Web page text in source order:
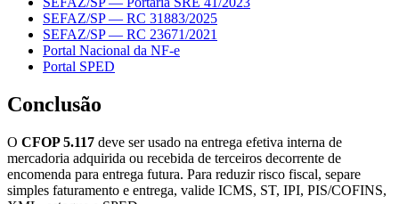
SEFAZ/SP — RC 31883/2025
SEFAZ/SP — RC 23671/2021
Portal Nacional da NF-e
Portal SPED
Conclusão
O CFOP 5.117 deve ser usado na entrega efetiva interna de
mercadoria adquirida ou recebida de terceiros decorrente de
encomenda para entrega futura. Para reduzir risco fiscal, separe
simples faturamento e entrega, valide ICMS, ST, IPI, PIS/COFINS,